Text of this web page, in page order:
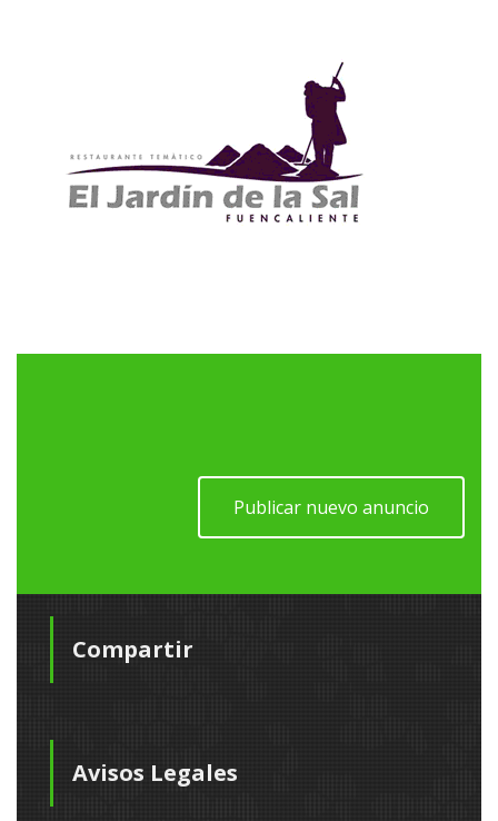
Publicar nuevo anuncio
Compartir
Avisos Legales